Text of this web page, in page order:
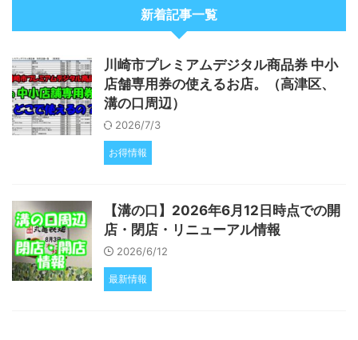
新着記事一覧
川崎市プレミアムデジタル商品券 中小
店舗専用券の使えるお店。（高津区、
溝の口周辺）
2026/7/3
お得情報
【溝の口】2026年6月12日時点での開
店・閉店・リニューアル情報
2026/6/12
最新情報